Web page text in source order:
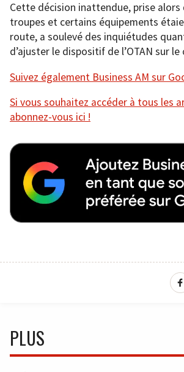
Cette décision inattendue, prise alors
troupes et certains équipements
route, a soulevé des inquiétudes
d’ajuster le dispositif de l’OTAN sur
Suivez également Business AM sur
Si vous souhaitez accéder à tous les
abonnez-vous ici !
PLUS